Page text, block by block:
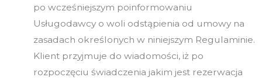
po wcześniejszym poinformowaniu
Usługodawcy o woli odstąpienia od umowy na
zasadach określonych w niniejszym Regulaminie.
Klient przyjmuje do wiadomości, iż po
rozpoczęciu świadczenia jakim jest rezerwacja